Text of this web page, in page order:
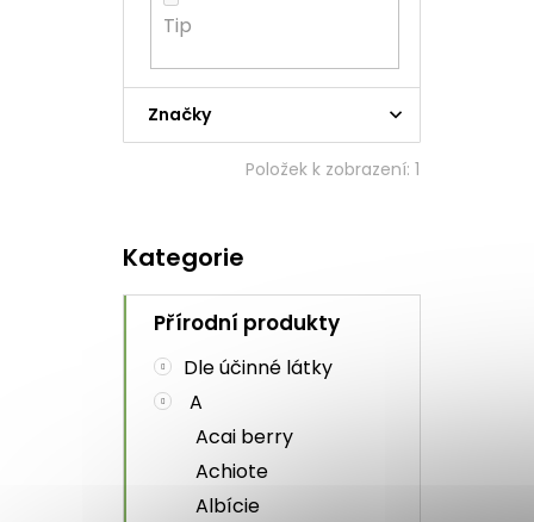
Tip
Značky
Položek k zobrazení: 1
kategorie
Kategorie
Přírodní produkty
Dle účinné látky
A
Acai berry
Achiote
Albície